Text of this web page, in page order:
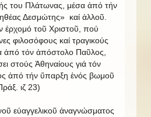
του Πλάτωνας, μέσα ἀπό τήν
Δεσμώτης» καί ἀλλοῦ.
ἐρχομό τοῦ Χριστοῦ, πού
φιλοσόφους καί τραγικούς
ἀπό τόν ἀπόστολο Παῦλος,
στούς Ἀθηναίους γιά τόν
ἀπό τήν ὕπαρξη ἑνός βωμοῦ
ιζ 23)
εὐαγγελικοῦ ἀναγνώσματος